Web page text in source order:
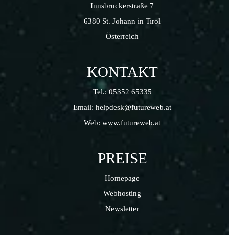
Innsbruckerstraße 7
6380 St. Johann in Tirol
Österreich
KONTAKT
Tel.: 05352 65335
Email: helpdesk@futureweb.at
Web: www.futureweb.at
PREISE
Homepage
Webhosting
Newsletter